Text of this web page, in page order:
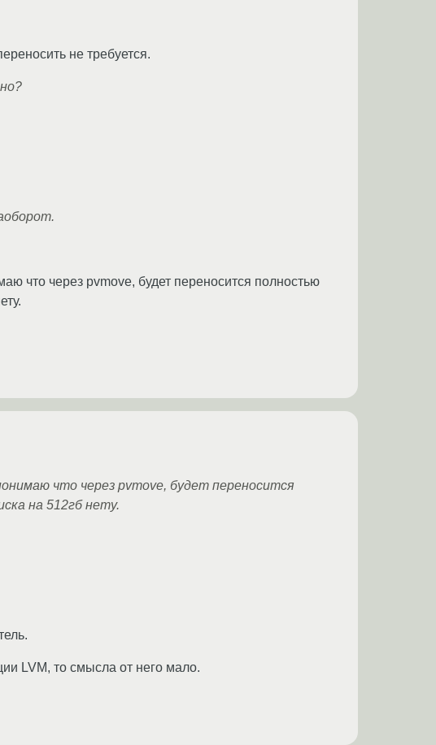
не требуется.
что через pvmove, будет переносится полностью
что через pvmove, будет переносится
на 512гб нету.
LVM, то смысла от него мало.